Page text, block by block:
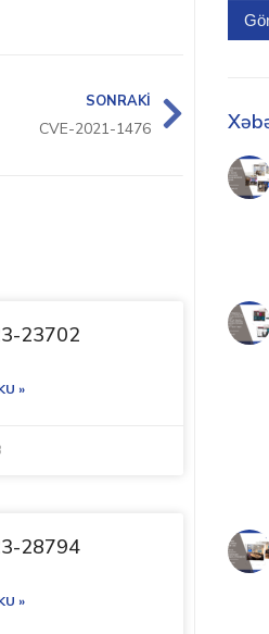
SONRAKI
CVE-2021-1476
23702
»
28794
»